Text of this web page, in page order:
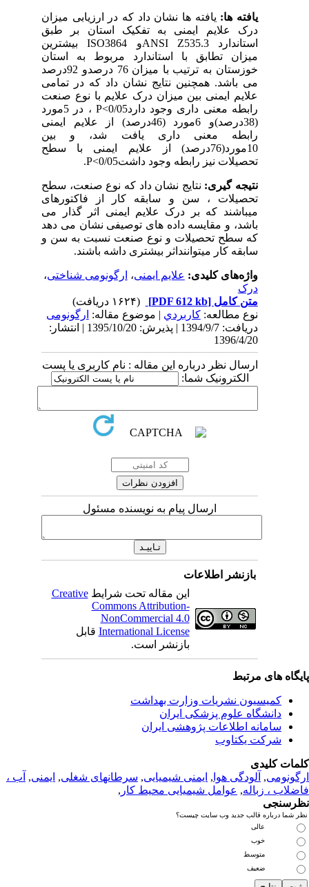
یافته ها:یافته ها نشان داد که در ارزیابی میزان
درک علایم ایمنی به تفکیک استان بر طبق
استاندارد ANSI Z535.3و ISO3864 بیشترین
میزان تطابق با استاندارد مربوط به استان
خوزستان به ترتیب با میزان 76 درصدو 92درصد
می باشد. همچنین نتایج نشان داد که در تمامی
علایم ایمنی بین میزان درک علایم با نوع صنعت
رابطه معنی داری وجود داردP<0/05 ، در 5مورد
(38درصد)و 6مورد (46درصد) از علایم ایمنی
رابطه معنی داری یافت شد، و بین
10مورد(76درصد) از علایم ایمنی با سطح
تحصیلات نیز رابطه وجود داشتP<0/05.
نتیجه گیری:نتایج نشان داد که نوع صنعت، سطح
تحصیلات ، سن و سابقه کار از فاکتورهای
میباشند که بر درک علایم ایمنی اثر گذار می
باشد، و مقایسه داده های توصیفی نشان می دهد
که سطح تحصیلات و نوع صنعت نسبت به سن و
سابقه کار میتواننداثر بیشتری داشه باشند.
واژه‌های کلیدی:علایم ایمنی،ارگونومی شناختی،
درک
متن کامل[PDF 612 kb]
نوع مطالعه:كاربردي| موضوع مقاله:ارگونومی
دریافت: 1394/9/7 | پذیرش: 1395/10/20 | انتشار:
1396/4/20
ارسال نظر درباره این مقاله : نام کاربری یا پست
الکترونیک شما:
ارسال پیام به نویسنده مسئول
بازنشر اطلاعات
این مقاله تحت شرایطCreative
Commons Attribution-
NonCommercial 4.0
International Licenseقابل
بازنشر است.
های مرتبط
کمیسیون نشریات وزارت بهداشت
دانشگاه علوم پزشکی ایران
سامانه اطلاعات پژوهشی ایران
شرکت یکتاوب
کلیدی
, آلودگی هوا, ایمنی شیمیایی, سرطانهای شغلی, ایمنی, آب ،
، زباله,عوامل شیمیایی محیط کار,
شما درباره قالب جدید وب سایت چیست؟
عالی
خوب
متوسط
ضعیف